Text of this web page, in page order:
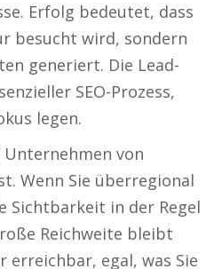
Erfolg bedeutet, dass
besucht wird, sondern
generiert. Die Lead-
SEO-Prozess,
legen.
von
Wenn Sie überregional
Sichtbarkeit in der Regel
Reichweite bleibt
erreichbar, egal, was Sie